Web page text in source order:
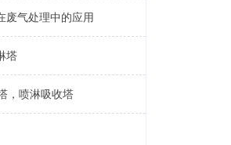
废气处理中的应用
塔
，喷淋吸收塔